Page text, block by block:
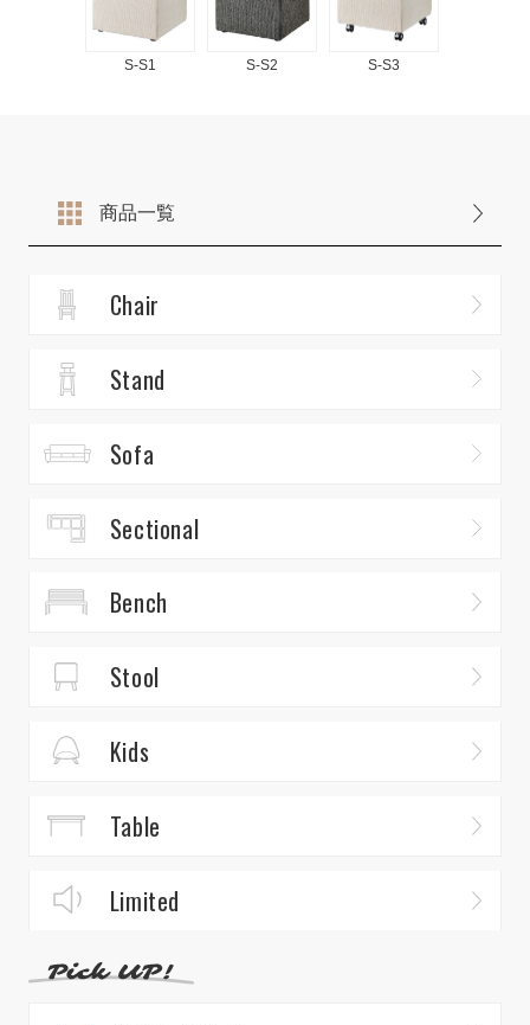
S-S1 S-S2 S-S3
商品一覧
Chair
Stand
Sofa
Sectional
Bench
Stool
Kids
Table
Limited